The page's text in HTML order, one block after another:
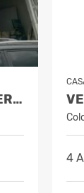
VENDO CASA EN FUSAGASUGÁ 3 PISOS CON TERRAZA - BARRIO LA PAMPA
4